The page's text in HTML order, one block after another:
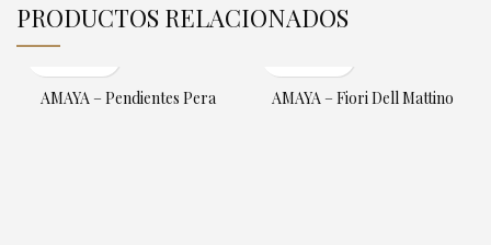
PRODUCTOS RELACIONADOS
AMAYA – Pendientes Pera AMAYA – Fiori Dell Mattino